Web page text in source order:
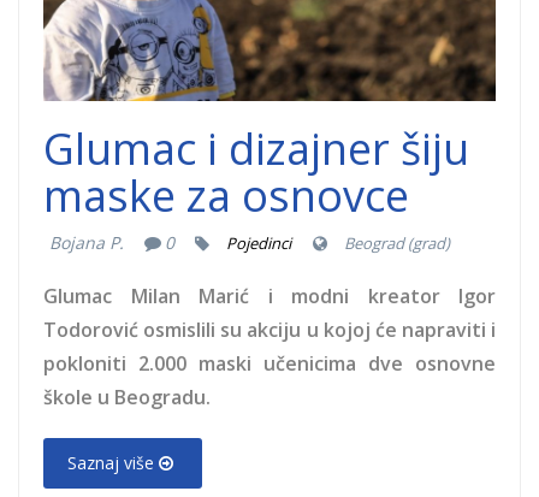
Glumac i dizajner šiju
maske za osnovce
Bojana P. 0 Pojedinci Beograd (grad)
Glumac Milan Marić i modni kreator Igor
Todorović osmislili su akciju u kojoj će napraviti i
pokloniti 2.000 maski učenicima dve osnovne
škole u Beogradu.
Saznaj više